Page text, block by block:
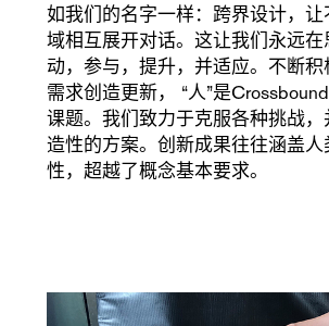
如我们的名字一样：跨界设计，
域相互展开对话。这让我们永远
动，参与，提升，并适应。不断
需求创造更新， “人”是
课题。我们致力于克服各种挑战，
造性的方案。创新成果往往涵盖
性，超越了概念基本要求。